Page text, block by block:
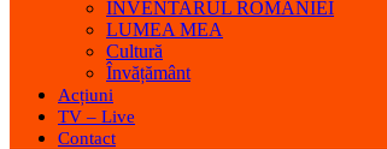
INVENTARUL ROMÂNIEI
LUMEA MEA
Cultură
Învățământ
Acțiuni
TV – Live
Contact